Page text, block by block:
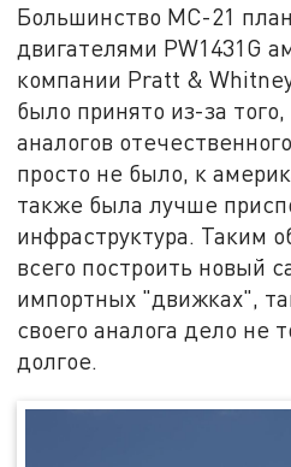
Большинство МС-21
двигателями PW1431G
компании Pratt &
было принято из-за
аналогов
просто не было, к
также была лучше
инфраструктура. Таким
всего построить новый
импортных "движках",
своего аналога дело не
долгое.